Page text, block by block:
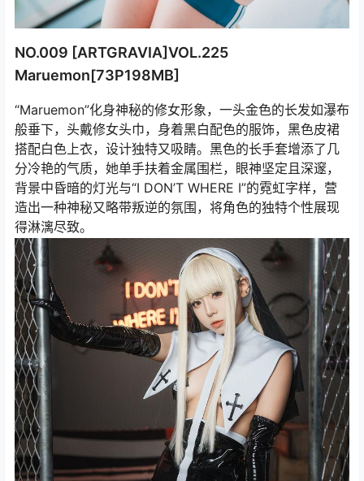
NO.009 [ARTGRAVIA]VOL.225
Maruemon[73P198MB]
“Maruemon”化身神秘的修女形象，一头金色的长发如瀑布
般垂下，头戴修女头巾，身着黑白配色的服饰，黑色皮裙
搭配白色上衣，设计独特又吸睛。黑色的长手套增添了几
分冷艳的气质，她单手扶着金属围栏，眼神坚定且深邃，
背景中昏暗的灯光与“I DON’T WHERE I”的霓虹字样，营
造出一种神秘又略带叛逆的氛围，将角色的独特个性展现
得淋漓尽致。